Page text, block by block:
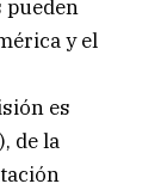
pueden
y el
es
de la